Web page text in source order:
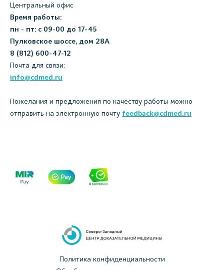
Центральный офис
Время работы:
пн - пт: с 09-00 до 17-45
Пулковское шоссе, дом 28А
8 (812) 600-47-12
Почта для связи:
info@cdmed.ru
Пожелания и предложения по качеству работы можно
отправить на электронную почту feedback@cdmed.ru
Политика конфиденциальности